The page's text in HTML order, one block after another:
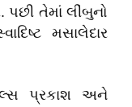
પછી તેમાં લીંબુનો
મસાલેદાર
પ્રકાશ અને